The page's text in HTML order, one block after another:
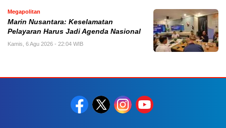
Megapolitan
Marin Nusantara: Keselamatan
Pelayaran Harus Jadi Agenda Nasional
Kamis, 6 Agu 2026 - 22:04 WIB